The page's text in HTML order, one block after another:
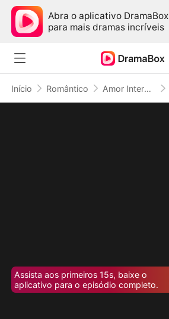
Abra o aplicativo DramaBox
para mais dramas incríveis
Início Romântico Amor Interestelar: 6 Comandantes Obcecados por Mim
Assista aos primeiros 15s, baixe o
aplicativo para o episódio completo.